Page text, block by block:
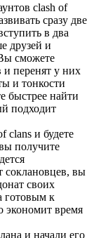
clash of
сразу две
в два
друзей и
сможете
и перенят у них
и тонкости
быстрее найти
подходит
clans и будете
получите
соклановцев, вы
своих
готовым к
экономит время
и начали его